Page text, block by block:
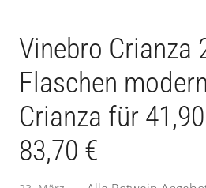
Vinebro Crianza
Flaschen
Crianza für
83,70 €